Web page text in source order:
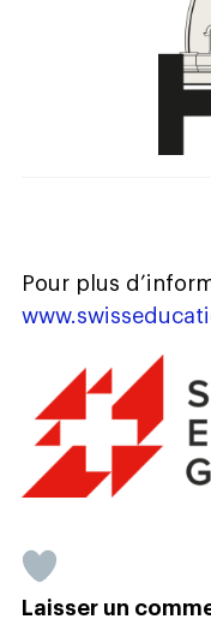
Pour plus
Laisser un